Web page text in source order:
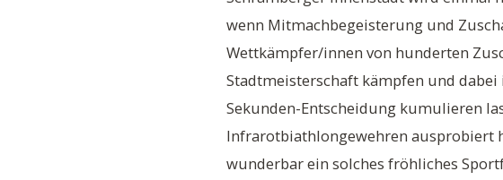
wenn Mitmachbegeisterung und
Wettkämpfer/innen von hunderten
Stadtmeisterschaft kämpfen und
Sekunden-Entscheidung kumulieren
Infrarotbiathlongewehren ausprobiert
wunderbar ein solches fröhliches